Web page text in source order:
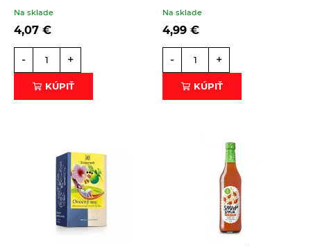
Na sklade
4,07 €
- +
KÚPIŤ
Na sklade
4,99 €
- +
KÚPIŤ